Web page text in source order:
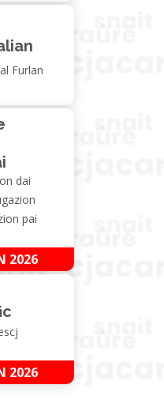
Furlan
dai
pai
2026
2026